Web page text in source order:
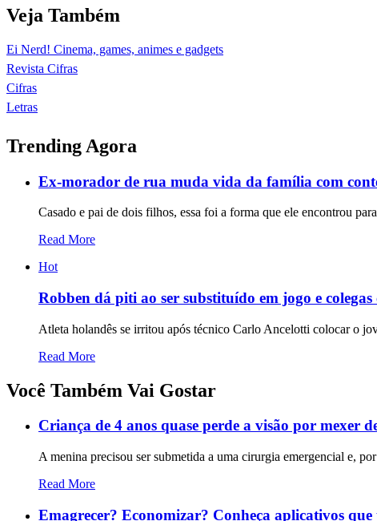
Veja Também
Ei Nerd! Cinema, games, animes e gadgets
Revista Cifras
Cifras
Letras
Trending Agora
Ex-morador de rua muda vida da família com
Casado e pai de dois filhos, essa foi a forma que ele encontrou
Read More
Hot
Robben dá piti ao ser substituído em jogo e colegas
Atleta holandês se irritou após técnico Carlo Ancelotti colocar o
Read More
Você Também Vai Gostar
Criança de 4 anos quase perde a visão por mexer
A menina precisou ser submetida a uma cirurgia emergencial e,
Read More
Emagrecer? Economizar? Conheça aplicativos